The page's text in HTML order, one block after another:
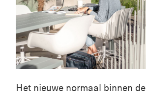
Het nieuwe normaal binnen de